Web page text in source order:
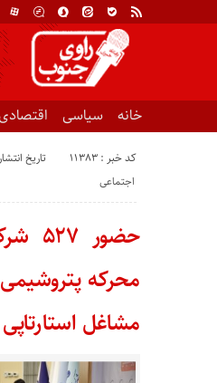
خانه سیاسی
کد خبر : 11383 تاریخ انتشار : سه
اجتماعی
محرکه
مشاغل